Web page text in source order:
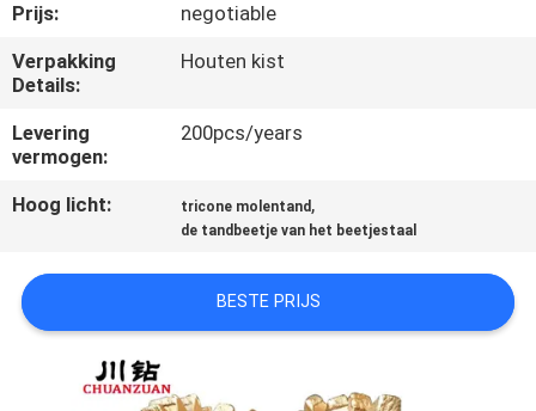
VERZOEK
OM
CITAAT
NIEUWS
Prijs:
negotiable
Verpakking
Details:
Houten kist
Levering
vermogen:
200pcs/years
Hoog licht: tricone molentand ,
de tandbeetje van het beetjestaal
BESTE PRIJS